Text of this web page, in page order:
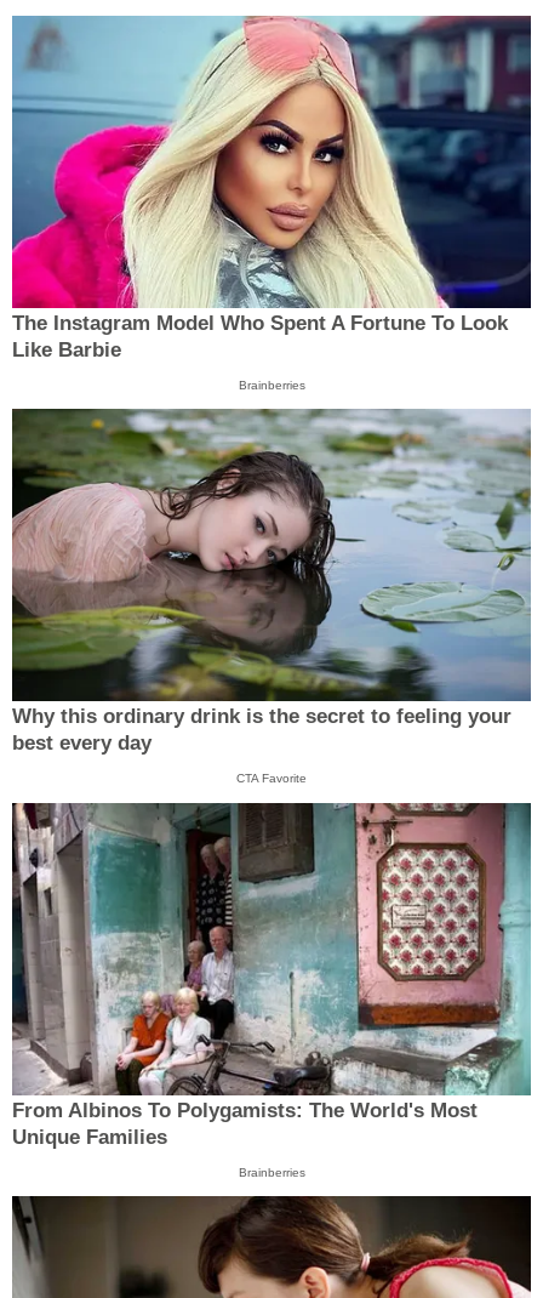
The Instagram Model Who Spent A Fortune To Look
Like Barbie
Brainberries
Why this ordinary drink is the secret to feeling your
best every day
CTA Favorite
From Albinos To Polygamists: The World's Most
Unique Families
Brainberries